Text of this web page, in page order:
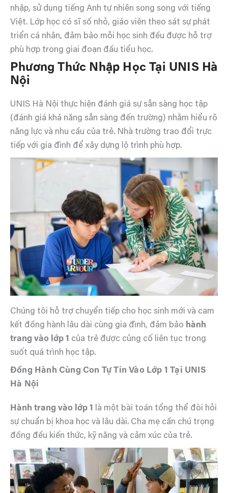
nhập, sử dụng tiếng Anh tự nhiên song song với tiếng
Việt. Lớp học có sĩ số nhỏ, giáo viên theo sát sự phát
triển cá nhân, đảm bảo mỗi học sinh đều được hỗ trợ
phù hợp trong giai đoạn đầu tiểu học.
Phương Thức Nhập Học Tại UNIS Hà
Nội
UNIS Hà Nội thực hiện đánh giá sự sẵn sàng học tập
(đánh giá khả năng sẵn sàng đến trường) nhằm hiểu rõ
năng lực và nhu cầu của trẻ. Nhà trường trao đổi trực
tiếp với gia đình để xây dựng lộ trình phù hợp.
Chúng tôi hỗ trợ chuyển tiếp cho học sinh mới và cam
kết đồng hành lâu dài cùng gia đình, đảm bảo hành
trang vào lớp 1 của trẻ được củng cố liên tục trong
suốt quá trình học tập.
Đồng Hành Cùng Con Tự Tin Vào Lớp 1 Tại UNIS
Hà Nội
Hành trang vào lớp 1 là một bài toán tổng thể đòi hỏi
sự chuẩn bị khoa học và lâu dài. Cha mẹ cần chú trọng
đồng đều kiến thức, kỹ năng và cảm xúc của trẻ.